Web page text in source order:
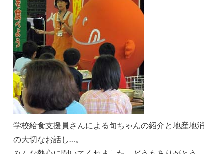
学校給食支援員さんによる旬ちゃんの紹介と地産地消
の大切なお話し…。